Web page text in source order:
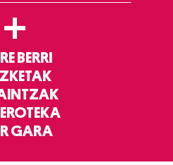
+
BERRI
GARA